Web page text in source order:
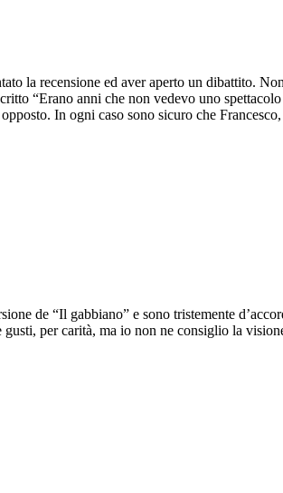
la recensione ed aver aperto un dibattito.
“Erano anni che non vedevo uno
In ogni caso sono sicuro che
de “Il gabbiano” e sono tristemente
per carità, ma io non ne consiglio la